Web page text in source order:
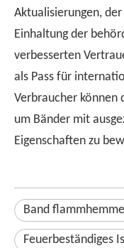
Aktualisierungen,
Einhaltung der
verbesserten
als Pass für
Verbraucher können
um Bänder mit
Eigenschaften zu
Band
Feuerbeständiges